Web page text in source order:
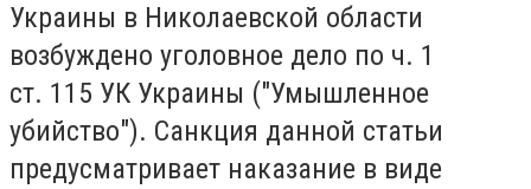
Украины в Николаевской области
возбуждено уголовное дело по ч. 1
ст. 115 УК Украины ("Умышленное
убийство"). Санкция данной статьи
предусматривает наказание в виде